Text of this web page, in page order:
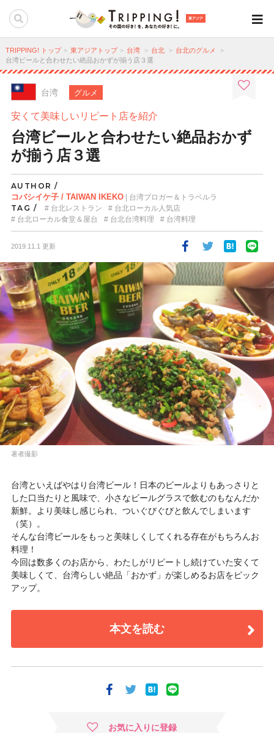
東アジア
TRIPPING! トップ 東アジアトップ 台湾 台北
台北のグルメ
台湾ビールと合わせたい絶品おかずが揃う店３選
台湾 グルメ
安くて美味しいリピート店を紹介
台湾ビールと合わせたい絶品おかず
が揃う店３選
AUTHOR /
コバシイケ子 / TAIWAN IKEKO| 台湾ブロガー＆トラベルラ
TAG / 台北レストラン
台北ローカル人気店
台北ローカル食堂＆屋台
台北台湾料理 台湾料理
2019.11.1 更新
著者撮影
台湾といえばやはり台湾ビール！日本のビールよりもあっさりと
した口当たりと風味で、小さなビールグラスで飲むのもなんだか
新鮮。より美味し感じられ、ついぐびぐびと飲んでしまいます
（笑）。
そんな台湾ビールをもっと美味しくしてくれる存在がもちろんお
料理！
今回は数多くのお店から、わたしがリピートし続けていた安くて
美味しくて、台湾らしい絶品「おかず」が楽しめるお店をピック
アップ。
本文を読む
お気に入りに登録